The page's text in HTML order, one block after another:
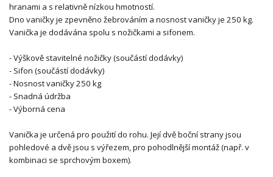
hranami a s relativně nízkou hmotností.
Dno vaničky je zpevněno žebrováním a nosnost vaničky je 250 kg.
Vanička je dodávána spolu s nožičkami a sifonem.
- Výškově stavitelné nožičky (součástí dodávky)
- Sifon (součástí dodávky)
- Nosnost vaničky 250 kg
- Snadná údržba
- Výborná cena
Vanička je určená pro použití do rohu. Její dvě boční strany jsou
pohledové a dvě jsou s výřezem, pro pohodlnější montáž (např. v
kombinaci se sprchovým boxem).